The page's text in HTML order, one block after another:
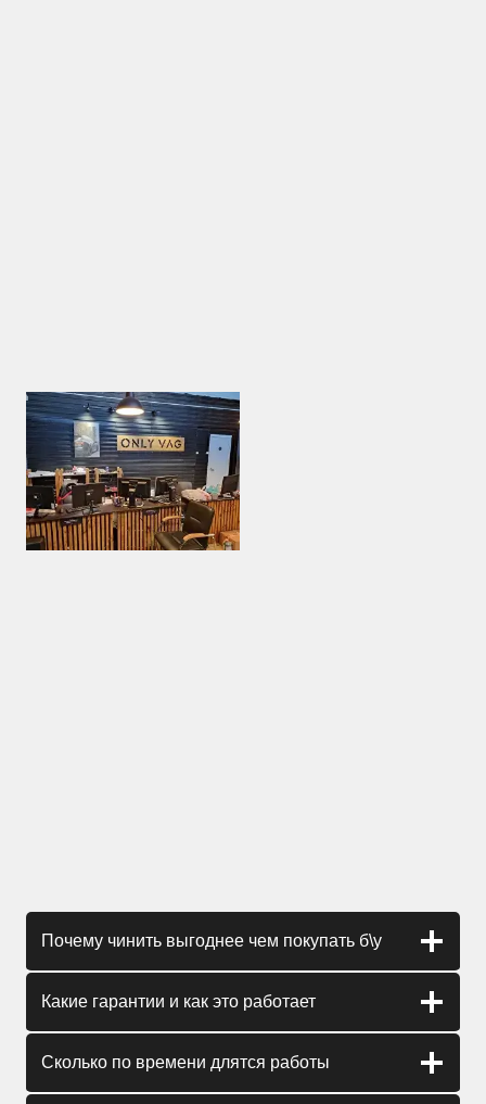
Почему чинить выгоднее чем покупать б\у
Какие гарантии и как это работает
Сколько по времени длятся работы